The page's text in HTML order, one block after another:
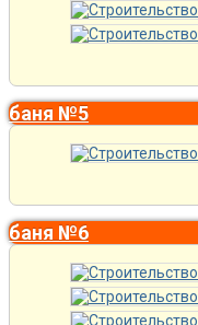
баня №5
баня №6